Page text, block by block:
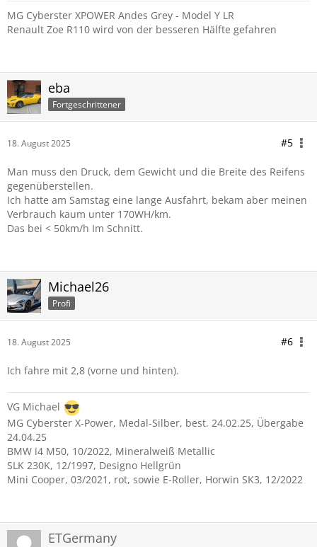
MG Cyberster XPOWER Andes Grey - Model Y LR
Renault Zoe R110 wird von der besseren Hälfte gefahren
eba
Fortgeschrittener
18. August 2025 #5
Man muss den Druck, dem Gewicht und die Breite des Reifens
gegenüberstellen.
Ich hatte am Samstag eine lange Ausfahrt, bekam aber meinen
Verbrauch kaum unter 170WH/km.
Das bei < 50km/h Im Schnitt.
Michael26
Profi
18. August 2025 #6
Ich fahre mit 2,8 (vorne und hinten).
VG Michael
MG Cyberster X-Power, Medal-Silber, best. 24.02.25, Übergabe
24.04.25
BMW i4 M50, 10/2022, Mineralweiß Metallic
SLK 230K, 12/1997, Designo Hellgrün
Mini Cooper, 03/2021, rot, sowie E-Roller, Horwin SK3, 12/2022
ETGermany